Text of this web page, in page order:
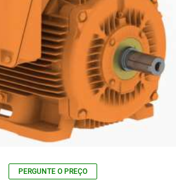
PERGUNTE O PREÇO